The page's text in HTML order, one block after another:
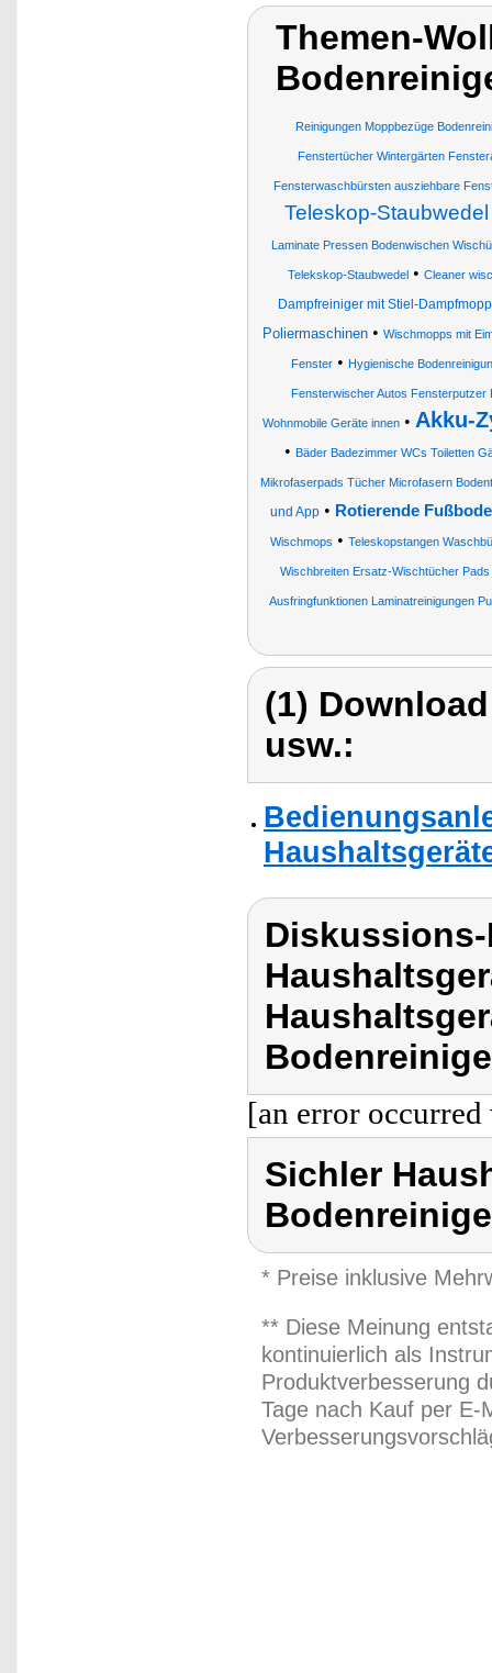
Themen-
Reinigungen Moppbezüge
Fenstertücher Wintergärten
Fensterwaschbürsten ausziehbare
Teleskop-Staubwedel
Laminate Pressen Bodenwischen
Telekskop-Staubwedel• Cleaner
Dampfreiniger mit Stiel-
Poliermaschinen• Wischmopps mit
Fenster• Hygienische
Fensterwischer Autos Fensterputzer
Wohnmobile Geräte innen • Akku-
• Bäder Badezimmer WCs Toiletten
Mikrofaserpads Tücher Microfasern
und App• Rotierende
Wischmops • Teleskopstangen
Wischbreiten Ersatz-Wischtücher Pads
Ausfringfunktionen Laminatreinigungen
(1)
usw.:
[an error
Sichler
* Preise inklusive
** Diese Meinung
kontinuierlich als
Produktverbesserung
Tage nach Kauf per E-